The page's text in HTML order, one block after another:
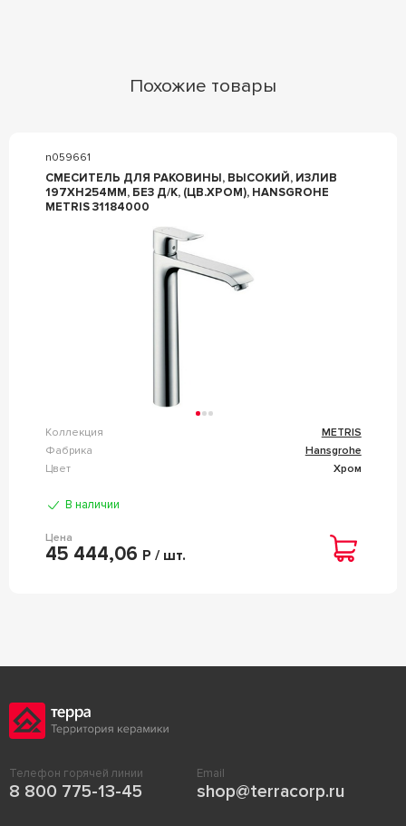
Похожие товары
n059661
СМЕСИТЕЛЬ ДЛЯ РАКОВИНЫ, ВЫСОКИЙ, ИЗЛИВ
197ХH254ММ, БЕЗ Д/К, (ЦВ.ХРОМ), HANSGROHE
METRIS 31184000
Коллекция
METRIS
Фабрика
Hansgrohe
Цвет
Хром
В наличии
Цена
45 444,06 Р / шт.
Телефон горячей линии
8 800 775-13-45
Email
shop@terracorp.ru